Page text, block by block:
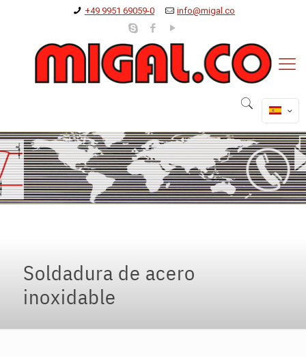
+49 9951 69059-0 info@migal.co
Soldadura de acero
inoxidable